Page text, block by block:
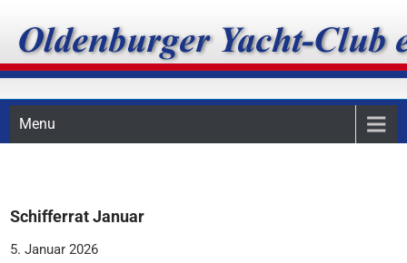
content
Oldenburger Yacht-Club
e.V.
Menu
Schifferrat Januar
5. Januar 2026